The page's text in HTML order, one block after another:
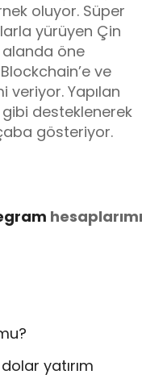
oluyor. Süper
yürüyen Çin
öne
ve
Yapılan
gibi desteklenerek
gösteriyor.
yatırım